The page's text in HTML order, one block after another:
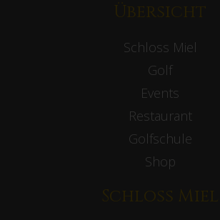
Übersicht
Schloss Miel
Golf
Events
Restaurant
Golfschule
Shop
Schloss Miel